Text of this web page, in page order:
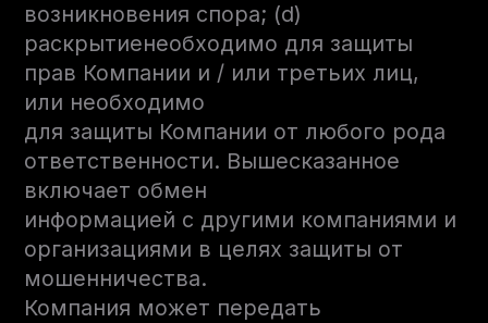
возникновения спора; (d)
раскрытиенеобходимо для защиты
прав Компании и / или третьих лиц,
или необходимо
для защиты Компании от любого рода
ответственности. Вышесказанное
включает обмен
информацией с другими компаниями и
организациями в целях защиты от
мошенничества.
Компания может передать